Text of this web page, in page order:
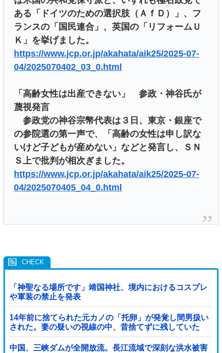
ある「ドイツのための選択肢（ＡｆＤ）」、フ
ランスの「国民連合」、英国の「リフォームＵ
Ｋ」を挙げました。
https://www.jcp.or.jp/akahata/aik25/2025-07-
04/2025070402_03_0.html
「高齢女性は出産できない」 参政・神谷氏が
蔑視発言
参政党の神谷宗幣代表は３日、東京・銀座で
の参院選の第一声で、「高齢の女性は申し訳な
いけど子どもが産めない」などと発言し、ＳＮ
Ｓ上で批判が相次ぎました。
https://www.jcp.or.jp/akahata/aik25/2025-07-
04/2025070405_04_0.html
「神聖なる場所です」靖国神社、境内におけるコスプレ
や軍装の禁止を発表
14年前に捨てられた元カノの「托卵」が発覚し間男扱い
された。妻の疑いの視線の中、昔捨てずに残していた
『〇〇』を持ち出した結果←修理屋のオッサンの技術力
とノリが神すぎる
中国、三峡ダムが全開放流。長江流域で深刻な洪水被害